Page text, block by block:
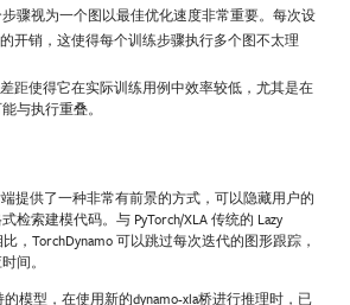
骤视为一个图以最佳优化速度非常重要。每次设
开销，这使得每个训练步骤执行多个图不太理
距使得它在实际训练用例中效率较低，尤其是在
与执行重叠。
端提供了一种非常有前景的方式，可以隐藏用户的
检索建模代码。与 PyTorch/XLA 传统的 Lazy
，TorchDynamo 可以跳过每次迭代的图形跟踪，
间。
的模型，在使用新的dynamo-xla桥进行推理时，已